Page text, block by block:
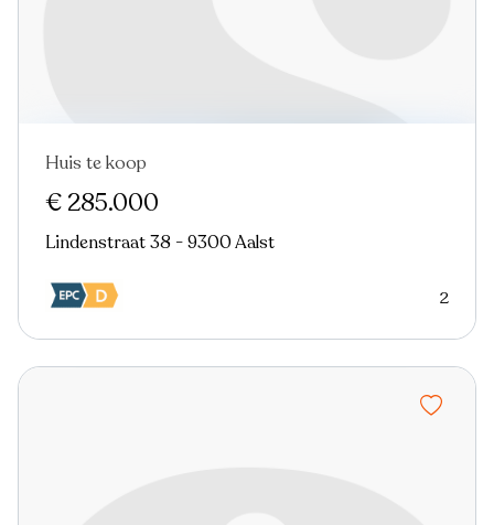
Nieuw
Huis te koop
€ 285.000
Lindenstraat 38 - 9300 Aalst
2